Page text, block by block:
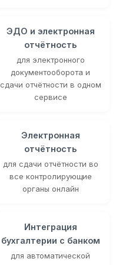
ЭДО и электронная
отчётность
для электронного
документооборота и
сдачи отчётности в одном
сервисе
Электронная
отчётность
для сдачи отчётности во
все контролирующие
органы онлайн
Интеграция
бухгалтерии с банком
для автоматической